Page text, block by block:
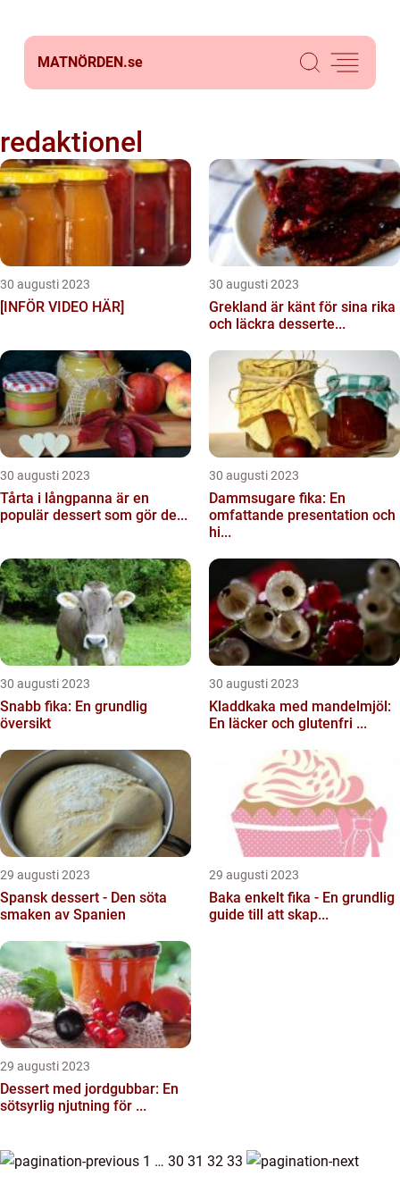
MATNÖRDEN.se
redaktionel
30 augusti 2023
[INFÖR VIDEO HÄR]
30 augusti 2023
Grekland är känt för sina rika
och läckra desserte...
30 augusti 2023
Tårta i långpanna är en
populär dessert som gör de...
30 augusti 2023
Dammsugare fika: En
omfattande presentation och
hi...
30 augusti 2023
Snabb fika: En grundlig
översikt
30 augusti 2023
Kladdkaka med mandelmjöl:
En läcker och glutenfri ...
29 augusti 2023
Spansk dessert - Den söta
smaken av Spanien
29 augusti 2023
Baka enkelt fika - En grundlig
guide till att skap...
29 augusti 2023
Dessert med jordgubbar: En
sötsyrlig njutning för ...
1 … 30 31 32 33